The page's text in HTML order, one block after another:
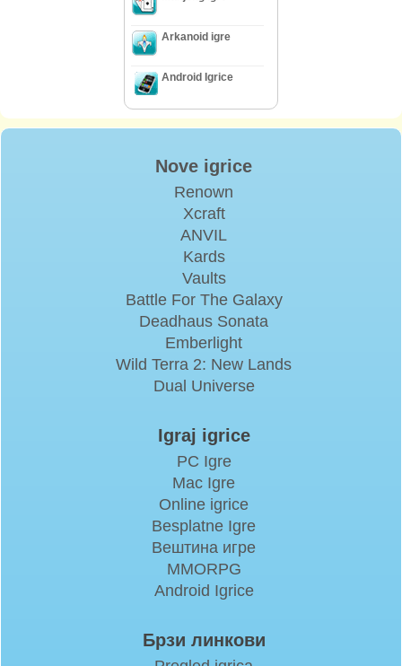
Arkanoid igre
Android Igrice
Nove igrice
Renown
Xcraft
ANVIL
Kards
Vaults
Battle For The Galaxy
Deadhaus Sonata
Emberlight
Wild Terra 2: New Lands
Dual Universe
Igraj igrice
PC Igre
Mac Igre
Online igrice
Besplatne Igre
Вештина игре
MMORPG
Android Igrice
Брзи линкови